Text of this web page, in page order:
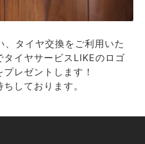
、タイヤ交換をご利用いた
イヤサービスLIKEのロゴ
レゼントします！
しております。